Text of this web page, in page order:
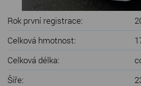
Rok první registrace:
Celková hmotnost:
Celková délka:
Šíře: